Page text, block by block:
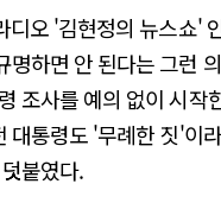
디오 '김현정의 뉴스쇼'
하면 안 된다는 그런
조사를 예의 없이 시작
대통령도 '무례한 짓'이
붙였다.